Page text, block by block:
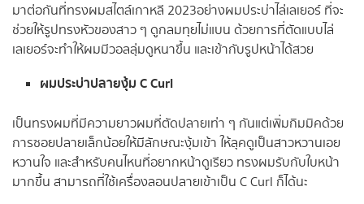
มาต่อกันที่ทรงผมสไตล์เกาหลี 2023อย่างผมประบ่าไล่เลเยอร์ ที่จะ
ช่วยให้รูปทรงหัวของสาว ๆ ดูกลมทุยไม่แบน ด้วยการที่ตัดแบบไล่
เลเยอร์จะทำให้ผมมีวอลลุ่มดูหนาขึ้น และเข้ากับรูปหน้าได้สวย
ผมประบ่าปลายงุ้ม C Curl
เป็นทรงผมที่มีความยาวผมที่ตัดปลายเท่า ๆ กันแต่เพิ่มกิมมิคด้วย
การซอยปลายเล็กน้อยให้มีลักษณะงุ้มเข้า ให้ลุคดูเป็นสาวหวานเอย
หวานใจ และสำหรับคนไหนที่อยากหน้าดูเรียว ทรงผมรับกับใบหน้า
มากขึ้น สามารถที่ใช้เครื่องลอนปลายเข้าเป็น C Curl ก็ได้นะ